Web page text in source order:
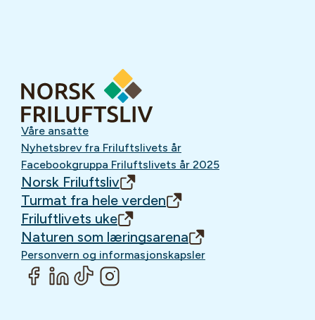
Våre ansatte
Nyhetsbrev fra Friluftslivets år
Facebookgruppa Friluftslivets år 2025
Norsk Friluftsliv
Turmat fra hele verden
Friluftlivets uke
Naturen som læringsarena
Personvern og informasjonskapsler